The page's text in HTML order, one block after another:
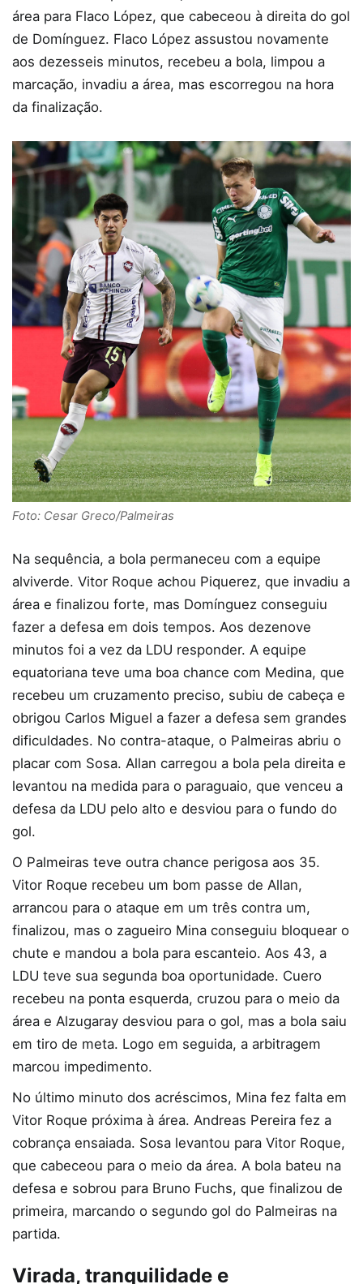
área para Flaco López, que cabeceou à direita do gol
de Domínguez. Flaco López assustou novamente
aos dezesseis minutos, recebeu a bola, limpou a
marcação, invadiu a área, mas escorregou na hora
da finalização.
Foto: Cesar Greco/Palmeiras
Na sequência, a bola permaneceu com a equipe
alviverde. Vitor Roque achou Piquerez, que invadiu a
área e finalizou forte, mas Domínguez conseguiu
fazer a defesa em dois tempos. Aos dezenove
minutos foi a vez da LDU responder. A equipe
equatoriana teve uma boa chance com Medina, que
recebeu um cruzamento preciso, subiu de cabeça e
obrigou Carlos Miguel a fazer a defesa sem grandes
dificuldades. No contra-ataque, o Palmeiras abriu o
placar com Sosa. Allan carregou a bola pela direita e
levantou na medida para o paraguaio, que venceu a
defesa da LDU pelo alto e desviou para o fundo do
gol.
O Palmeiras teve outra chance perigosa aos 35.
Vitor Roque recebeu um bom passe de Allan,
arrancou para o ataque em um três contra um,
finalizou, mas o zagueiro Mina conseguiu bloquear o
chute e mandou a bola para escanteio. Aos 43, a
LDU teve sua segunda boa oportunidade. Cuero
recebeu na ponta esquerda, cruzou para o meio da
área e Alzugaray desviou para o gol, mas a bola saiu
em tiro de meta. Logo em seguida, a arbitragem
marcou impedimento.
No último minuto dos acréscimos, Mina fez falta em
Vitor Roque próxima à área. Andreas Pereira fez a
cobrança ensaiada. Sosa levantou para Vitor Roque,
que cabeceou para o meio da área. A bola bateu na
defesa e sobrou para Bruno Fuchs, que finalizou de
primeira, marcando o segundo gol do Palmeiras na
partida.
Virada, tranquilidade e